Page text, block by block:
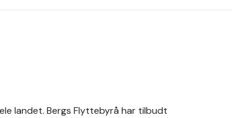
landet. Bergs Flyttebyrå har tilbudt